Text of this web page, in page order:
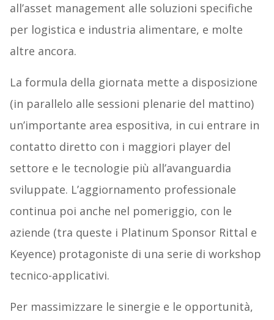
all’asset management alle soluzioni specifiche
per logistica e industria alimentare, e molte
altre ancora.
La formula della giornata mette a disposizione
(in parallelo alle sessioni plenarie del mattino)
un’importante area espositiva, in cui entrare in
contatto diretto con i maggiori player del
settore e le tecnologie più all’avanguardia
sviluppate. L’aggiornamento professionale
continua poi anche nel pomeriggio, con le
aziende (tra queste i Platinum Sponsor Rittal e
Keyence) protagoniste di una serie di workshop
tecnico-applicativi.
Per massimizzare le sinergie e le opportunità,